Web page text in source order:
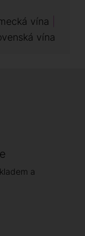
vína
vína
a